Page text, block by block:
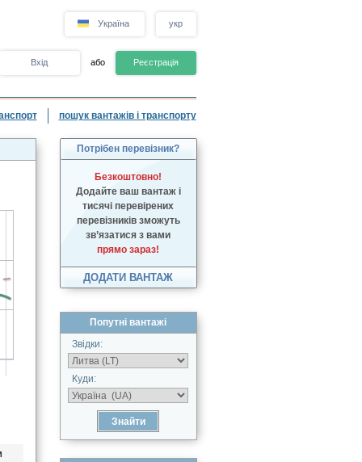
Україна укр
Вхід або Реєстрація
пошук вантажів і транспорту
Потрібен перевізник?
Безкоштовно!
Додайте ваш вантаж і
тисячі перевірених
перевізників зможуть
зв’язатися з вами
прямо зараз!
ДОДАТИ ВАНТАЖ
Попутні вантажі
Звідки:
Куди: